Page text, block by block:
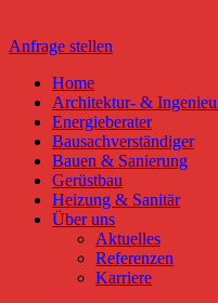
Anfrage stellen
Home
Architektur- &
Energieberater
Bausachverständiger
Bauen & Sanierung
Gerüstbau
Heizung & Sanitär
Über uns
Aktuelles
Referenzen
Karriere